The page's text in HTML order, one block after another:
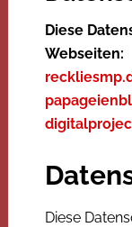
Diese
Webseiten:
Diese